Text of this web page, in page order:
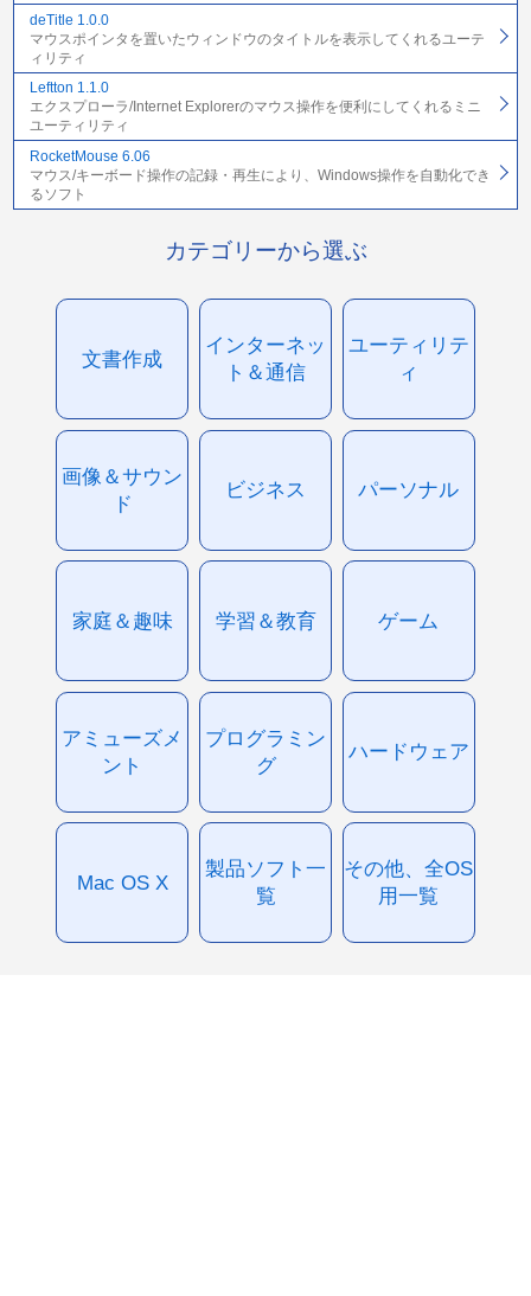
deTitle 1.0.0
マウスポインタを置いたウィンドウのタイトルを表示してくれるユーテ
ィリティ
Leftton 1.1.0
エクスプローラ/Internet Explorerのマウス操作を便利にしてくれるミニ
ユーティリティ
RocketMouse 6.06
マウス/キーボード操作の記録・再生により、Windows操作を自動化でき
るソフト
カテゴリーから選ぶ
文書作成
インターネッ
ト＆通信
ユーティリテ
ィ
画像＆サウン
ド
ビジネス パーソナル
家庭＆趣味 学習＆教育 ゲーム
アミューズメ
ント
プログラミン
グ
ハードウェア
Mac OS X
製品ソフト一
覧
その他、全OS
用一覧